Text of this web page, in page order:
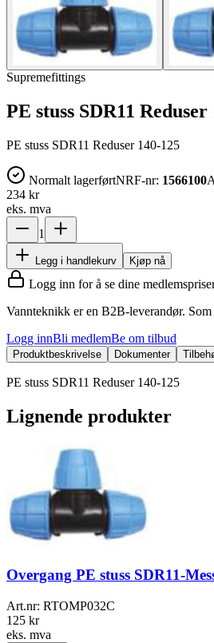
Supremefittings
PE stuss SDR11 Reduser
PE stuss SDR11 Reduser 140-125
Normalt lagerførtNRF-nr: 1566100
234 kr
eks. mva
1
Legg i handlekurv Kjøp nå
Logg inn for å se dine
Vannteknikk er en B2B-leverandør.
Logg innBli medlemBe om tilbud
Produktbeskrivelse Dokumenter
PE stuss SDR11 Reduser 140-125
Lignende produkter
Overgang PE stuss SDR11-
Art.nr: RTOMP032C
125 kr
eks. mva